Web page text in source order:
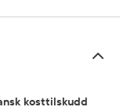
kosttilskudd